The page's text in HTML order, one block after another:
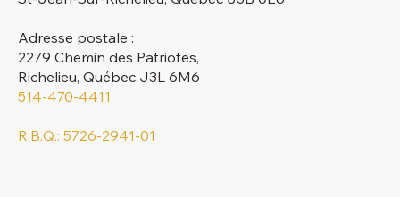
Adresse postale :
2279 Chemin des Patriotes,
Richelieu, Québec J3L 6M6
514-470-4411
R.B.Q.: 5726-2941-01